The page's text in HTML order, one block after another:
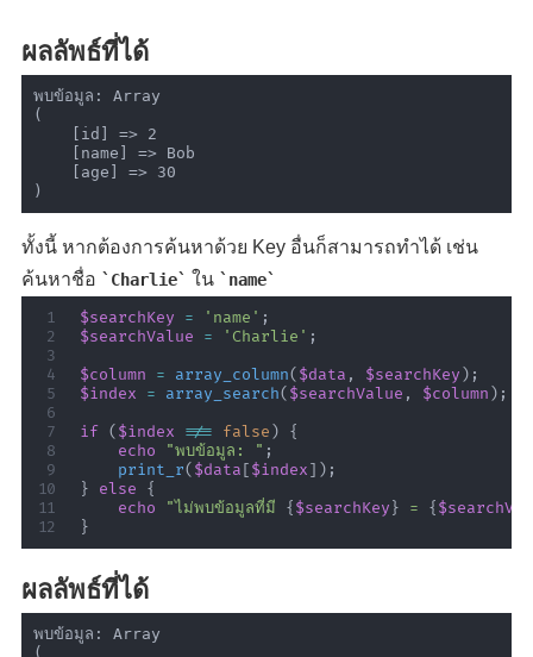
ผลลัพธ์ที่ได้
พบข้อมูล: Array
(
ทั้งนี้ หากต้องการค้นหาด้วย Key อื่นก็สามารถทำได้ เช่น
ค้นหาชื่อ
Charlie ใน
name
$searchKey
= 'name' ;
$searchValue
= 'Charlie' ;
$column
= array_column( $data , $searchKey ) ;
$index
= array_search( $searchValue , $column ) ;
if ( $index !== false )
{
echo
"พบข้อมูล: " ;
print_r( $data [$index] ) ;
}
else
{
echo
"ไม่พบข้อมูลที่มี { $searchKey } = {
}
ผลลัพธ์ที่ได้
พบข้อมูล: Array
(